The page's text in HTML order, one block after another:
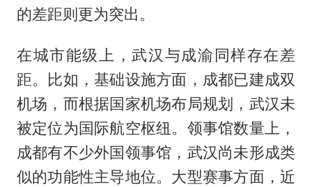
的差距则更为突出。
在城市能级上，武汉与成渝同样存在差
距。比如，基础设施方面，成都已建成双
机场，而根据国家机场布局规划，武汉未
被定位为国际航空枢纽。领事馆数量上，
成都有不少外国领事馆，武汉尚未形成类
似的功能性主导地位。大型赛事方面，近